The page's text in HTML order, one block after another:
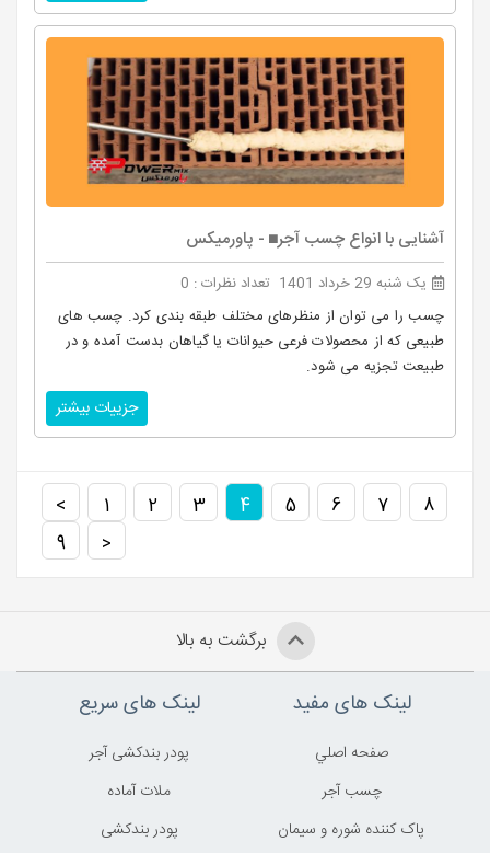
آشنایی با انواع چسب آجر◼️ - پاورمیکس
یک شنبه 29 خرداد 1401
تعداد نظرات : 0
چسب را می توان از منظرهای مختلف طبقه بندی کرد. چسب های
طبیعی که از محصولات فرعی حیوانات یا گیاهان بدست آمده و در
طبیعت تجزیه می شود.
جزییات بیشتر
> 1 2 3 4 5 6 7
8
9
<
برگشت به بالا
لینک های مفید
صفحه اصلي
چسب آجر
پاک کننده شوره و سیمان
لینک های سریع
پودر بندکشی آجر
ملات آماده
پودر بندکشی